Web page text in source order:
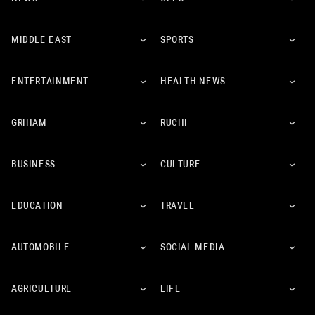
MIDDLE EAST SPORTS
ENTERTAINMENT HEALTH NEWS
GRIHAM RUCHI
BUSINESS CULTURE
EDUCATION TRAVEL
AUTOMOBILE SOCIAL MEDIA
AGRICULTURE LIFE